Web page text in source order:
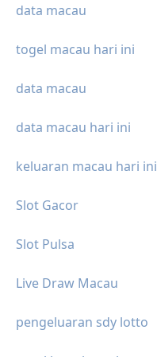
data macau
togel macau hari ini
data macau
data macau hari ini
keluaran macau hari ini
Slot Gacor
Slot Pulsa
Live Draw Macau
pengeluaran sdy lotto